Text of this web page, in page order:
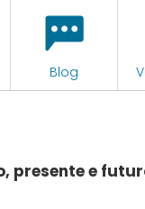
Blog
presente e